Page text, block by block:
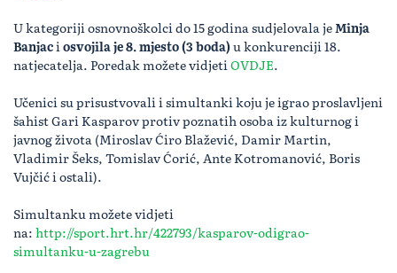
U kategoriji osnovnoškolci do 15 godina sudjelovala jeMinja
Banjaciosvojila je 8. mjesto (3 boda)u konkurenciji 18.
natjecatelja. Poredak možete vidjetiOVDJE.
Učenici su prisustvovali i simultanki koju je igrao proslavljeni
šahist Gari Kasparov protiv poznatih osoba iz kulturnog i
javnog života (Miroslav Ćiro Blažević, Damir Martin,
Vladimir Šeks, Tomislav Ćorić, Ante Kotromanović, Boris
Vujčić i ostali).
Simultanku možete vidjeti
na: http://sport.hrt.hr/422793/kasparov-odigrao-
simultanku-u-zagrebu